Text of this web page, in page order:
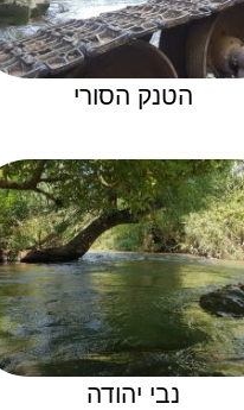
הטנק הסורי
נבי יהודה